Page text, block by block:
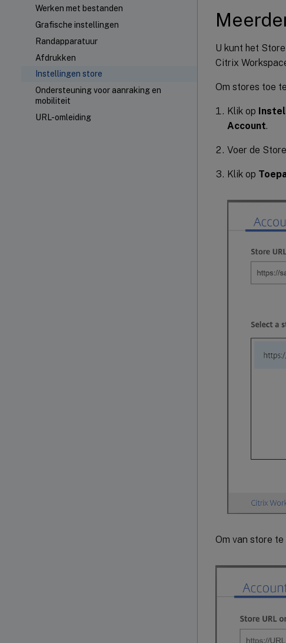
Werken met bestanden
Grafische instellingen
Randapparatuur
Afdrukken
Instellingen store
Ondersteuning voor aanraking en
mobiliteit
URL-omleiding
U kunt het
Citrix
Om stores toe
Klik op
Account.
Voer de
Klik op
Om van store